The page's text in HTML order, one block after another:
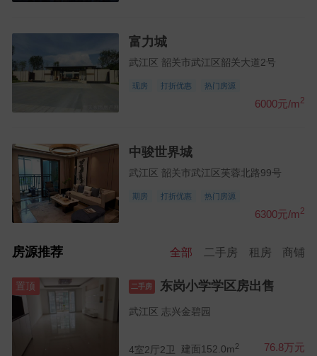
富力城
武江区 韶关市武江区韶关大道2号
现房 打折优惠 热门房源
6000元/m2
中骏世界城
武江区 韶关市武江区芙蓉北路99号
期房 打折优惠 热门房源
6300元/m2
房源推荐 全部 二手房 租房 商铺
置顶 二手房 东岗小学学区房出售
武江区 志兴金碧园
4室2厅2卫 建面152.0m2 76.8万元